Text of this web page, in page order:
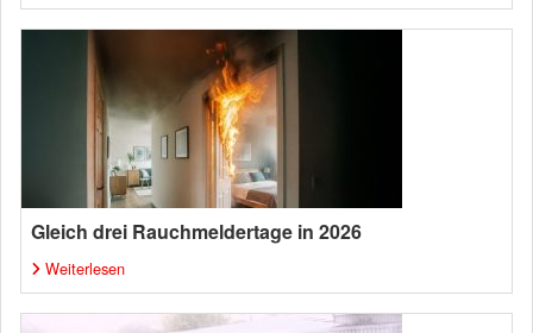
Gleich drei Rauchmeldertage in 2026
Weiterlesen